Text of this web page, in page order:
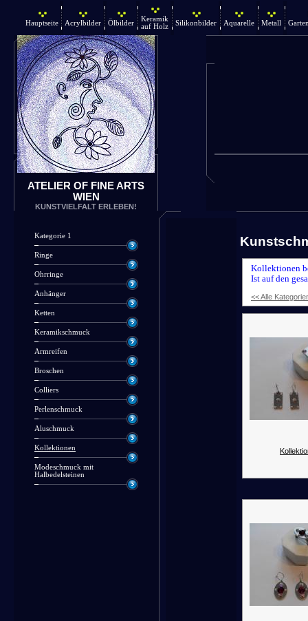
Hauptseite Acrylbilder Ölbilder
Keramik
auf Holz
Silikonbilder Aquarelle Metall
ATELIER OF FINE ARTS
WIEN
KUNSTVIELFALT ERLEBEN!
Kategorie 1
Ringe
Ohrringe
Anhänger
Ketten
Keramikschmuck
Armreifen
Broschen
Colliers
Perlenschmuck
Aluschmuck
Kollektionen
Modeschmuck mit
Halbedelsteinen
Kollektionen
Ist auf den
<< Alle